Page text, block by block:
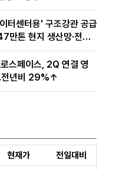
터센터용' 구조강관 공급
만톤 현지 생산망·전미
스페이스, 2Q 연결 영
전년비 29%↑
현재가
전일대비